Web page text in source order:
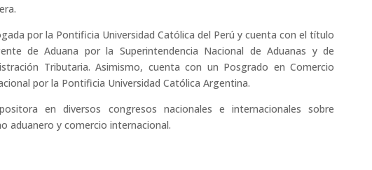
por la Pontificia Universidad Católica del Perú y cuenta con el título
de Aduana por la Superintendencia Nacional de Aduanas y de
Tributaria. Asimismo, cuenta con un Posgrado en Comercio
por la Pontificia Universidad Católica Argentina.
en diversos congresos nacionales e internacionales sobre
aduanero y comercio internacional.